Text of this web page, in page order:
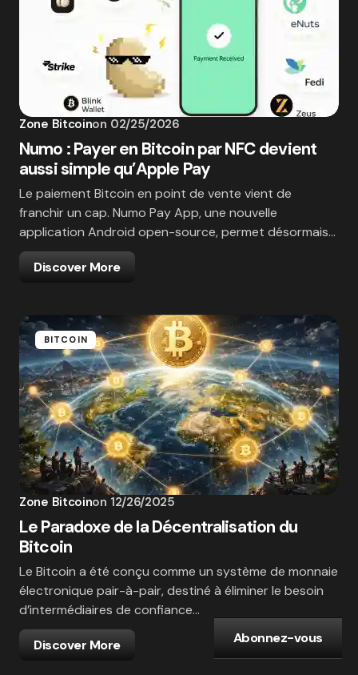
Zone Bitcoinon 02/25/2026
Numo : Payer en Bitcoin par NFC devient
aussi simple qu’Apple Pay
Le paiement Bitcoin en point de vente vient de
franchir un cap. Numo Pay App, une nouvelle
application Android open-source, permet désormais…
Discover More
BITCOIN
Zone Bitcoinon 12/26/2025
Le Paradoxe de la Décentralisation du
Bitcoin
Le Bitcoin a été conçu comme un système de monnaie
électronique pair-à-pair, destiné à éliminer le besoin
d’intermédiaires de confiance…
Discover More Abonnez-vous